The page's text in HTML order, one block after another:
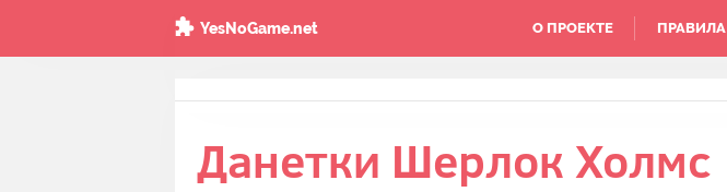
О ПРОЕКТЕ ПРАВИЛА
YesNoGame.net
Данетки Шерлок Холмс